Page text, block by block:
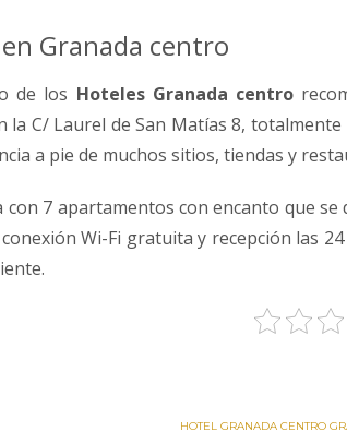
Granada centro
de los Hoteles Granada centro
la C/ Laurel de San Matías 8,
a pie de muchos sitios, tiendas y
con 7 apartamentos con encanto que
Wi-Fi gratuita y recepción las
HOTEL GRANADA CENTRO